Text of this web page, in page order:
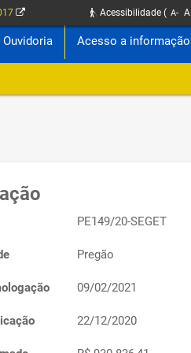
Acessibilidade ( A- A
Ouvidoria Acesso a informação
PE149/20-SEGET
Pregão
09/02/2021
22/12/2020